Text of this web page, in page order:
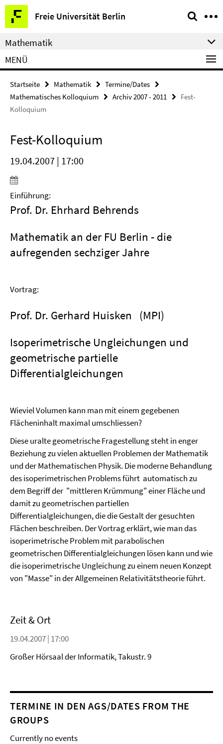
Springe
direkt
zu
Inhalt
Freie Universität Berlin
Service-
Navigation
Mathematik
MENÜ
Startseite Mathematik
Termine/Dates
Mathematisches Kolloquium
Archiv 2007 - 2011
Fest-
Kolloquium
Fest-Kolloquium
19.04.2007 | 17:00
Einführung:
Prof. Dr. Ehrhard Behrends
Mathematik an der FU Berlin - die
aufregenden sechziger Jahre
Vortrag:
Prof. Dr. Gerhard Huisken (MPI)
Isoperimetrische Ungleichungen und
geometrische partielle
Differentialgleichungen
Wieviel Volumen kann man mit einem gegebenen
Flächeninhalt maximal umschliessen?
Diese uralte geometrische Fragestellung steht in enger
Beziehung zu vielen aktuellen Problemen der Mathematik
und der Mathematischen Physik. Die moderne Behandlung
des isoperimetrischen Problems führt automatisch zu
dem Begriff der "mittleren Krümmung" einer Fläche und
damit zu geometrischen partiellen
Differentialgleichungen, die die Gestalt der gesuchten
Flächen beschreiben. Der Vortrag erklärt, wie man das
isoperimetrische Problem mit parabolischen
geometrischen Differentialgleichungen lösen kann und wie
die isoperimetrische Ungleichung zu einem neuen Konzept
von "Masse" in der Allgemeinen Relativitätstheorie führt.
Zeit & Ort
19.04.2007 | 17:00
Großer Hörsaal der Informatik, Takustr. 9
TERMINE IN DEN AGS/DATES FROM THE
GROUPS
Currently no events